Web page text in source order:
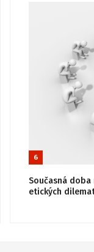
6
Současná
etických